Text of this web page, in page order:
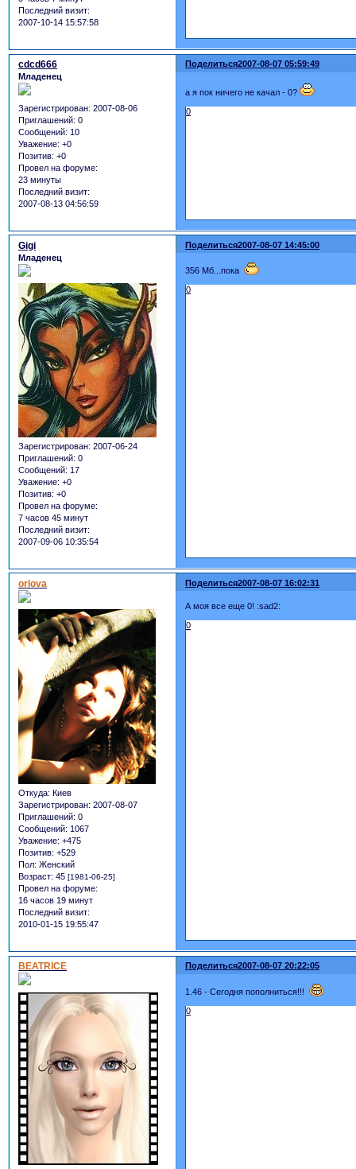
Последний визит:
2007-10-14 15:57:58
Поделиться2007-08-07 05:59:49
cdcd666
Младенец
Зарегистрирован: 2007-08-06
Приглашений: 0
Сообщений: 10
Уважение: +0
Позитив: +0
Провел на форуме:
23 минуты
Последний визит:
2007-08-13 04:56:59
а я пок ничего не качал - 0?
0
Поделиться2007-08-07 14:45:00
Gigi
Младенец
Зарегистрирован: 2007-06-24
Приглашений: 0
Сообщений: 17
Уважение: +0
Позитив: +0
Провел на форуме:
7 часов 45 минут
Последний визит:
2007-09-06 10:35:54
356 Мб...пока
0
Поделиться2007-08-07 16:02:31
orlova
Откуда: Киев
Зарегистрирован: 2007-08-07
Приглашений: 0
Сообщений: 1067
Уважение: +475
Позитив: +529
Пол: Женский
Возраст: 45 [1981-06-25]
Провел на форуме:
16 часов 19 минут
Последний визит:
2010-01-15 19:55:47
А моя все еще 0! :sad2:
0
Поделиться2007-08-07 20:22:05
BEATRICE
1.46 - Сегодня пополниться!!!
0